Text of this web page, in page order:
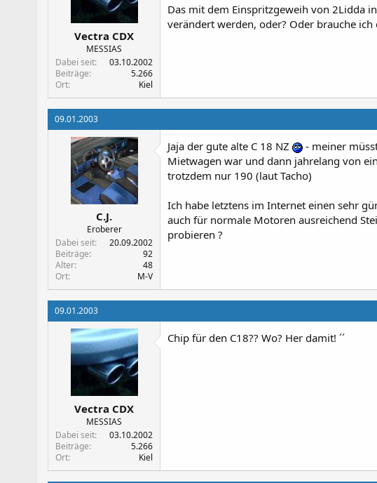
Vectra CDX
MESSIAS
Dabei seit
03.10.2002
Beiträge
5.266
Ort
Kiel
Das mit dem Einspritzgeweih von 2Lidda
verändert werden, oder? Oder brauche
09.01.2003
C.J.
Eroberer
Dabei seit
20.09.2002
Beiträge
92
Alter
48
Ort
M-V
Jaja der gute alte C 18 NZ
- meiner
Mietwagen war und dann jahrelang von
trotzdem nur 190 (laut Tacho)
Ich habe letztens im Internet einen sehr
auch für normale Motoren ausreichend
probieren ?
09.01.2003
Vectra CDX
MESSIAS
Dabei seit
03.10.2002
Beiträge
5.266
Ort
Kiel
Chip für den C18?? Wo? Her damit! ´´